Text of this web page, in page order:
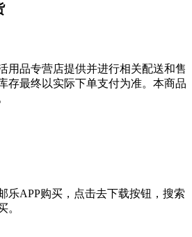
用品专营店提供并进行相关配送和售
存最终以实际下单支付为准。本商品
乐APP购买，点击去下载按钮，搜索
。